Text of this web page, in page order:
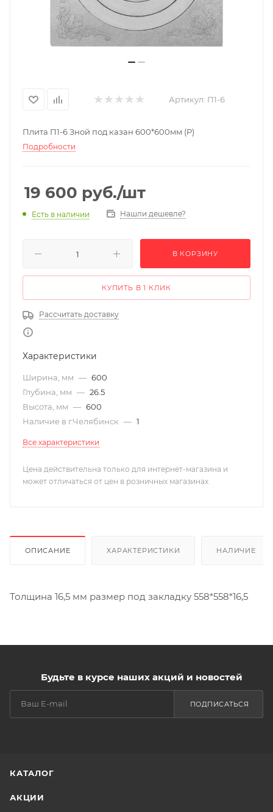
Артикул: П1-6
Плита П1-6 Зной под казан 600*600мм (Р)
Подробности
19 600 руб./шт
Есть в наличии Нашли дешевле?
В КОРЗИНУ
КУПИТЬ В 1 КЛИК
Рассчитать доставку
Характеристики
Ширина, мм — 600
Глубина, мм — 26.5
Высота, мм — 600
Наличие в г.Челябинск — 1
Все характеристики
Цена действительна только для интернет-магазина и
может отличаться от цен в розничных магазинах
ОПИСАНИЕ ХАРАКТЕРИСТИКИ НАЛИЧИЕ
Толщина 16,5 мм размер под закладку 558*558*16,5
Будьте в курсе наших акций и новостей
ПОДПИСАТЬСЯ
КАТАЛОГ
АКЦИИ